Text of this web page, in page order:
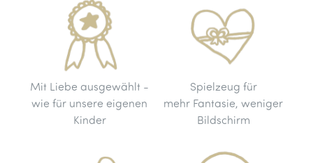
Mit Liebe ausgewählt -
wie für unsere eigenen
Kinder
Spielzeug für
mehr Fantasie, weniger
Bildschirm